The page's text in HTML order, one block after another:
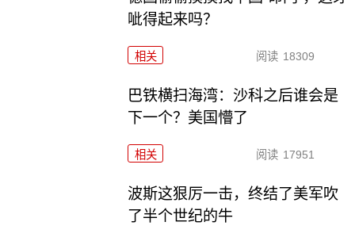
呲得起来吗？
相关 阅读 18309
巴铁横扫海湾：沙科之后谁会是
下一个？美国懵了
相关 阅读 17951
波斯这狠厉一击，终结了美军吹
了半个世纪的牛